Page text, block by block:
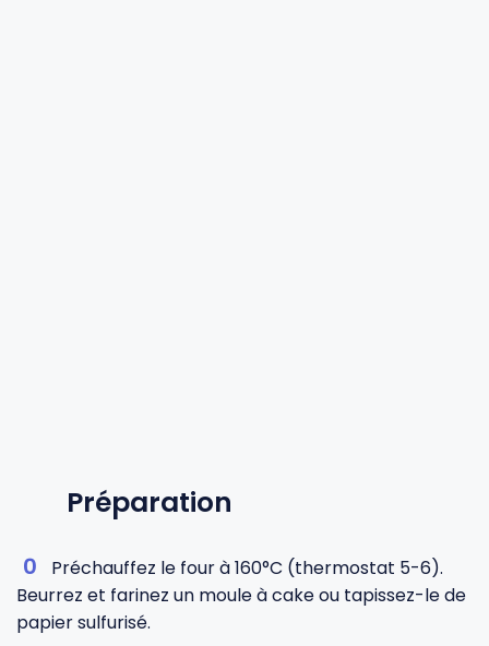
Préparation
Préchauffez le four à 160°C (thermostat 5-6).
Beurrez et farinez un moule à cake ou tapissez-le de
papier sulfurisé.